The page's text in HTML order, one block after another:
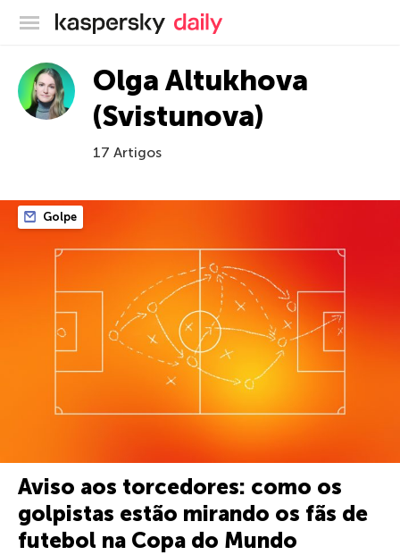
Blog oficial da Kaspersky
Olga Altukhova
(Svistunova)
17 Artigos
Golpe
Aviso aos torcedores: como os
golpistas estão mirando os fãs de
futebol na Copa do Mundo